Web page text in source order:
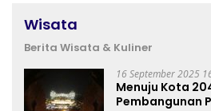
Wisata
Berita Wisata & Kuliner
16 September 2025
Menuju Kota
Pembangunan